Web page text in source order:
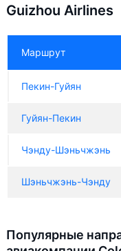
Guizhou Airlines
Маршрут
Пекин-Гуйян
Гуйян-Пекин
Чэнду-Шэньчжэнь
Шэньчжэнь-Чэнду
Популярные